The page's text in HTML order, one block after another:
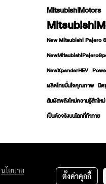
MitsubishiMotors
New Mitsubishi Pajero
NewXpanderHEV
ผลิตไทยมั่นใจคุณภาพ มิต
สัมผัสพลังใหม่ความรู้สึกใหม่
เป็นตัวจริงบนโลกที่ท้าทาย
นโยบาย
ตั้งค่าคุกกี้